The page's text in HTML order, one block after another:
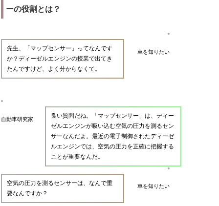
ーの役割とは？
車を知りたい
先生、「マップセンサー」ってなんです
か？ディーゼルエンジンの授業で出てき
たんですけど、よく分からなくて。
自動車研究家
良い質問だね。「マップセンサー」は、ディー
ゼルエンジンが吸い込む空気の圧力を測るセン
サーなんだよ。最近の電子制御されたディーゼ
ルエンジンでは、空気の圧力を正確に把握する
ことが重要なんだ。
車を知りたい
空気の圧力を測るセンサーは、なんで重
要なんですか？